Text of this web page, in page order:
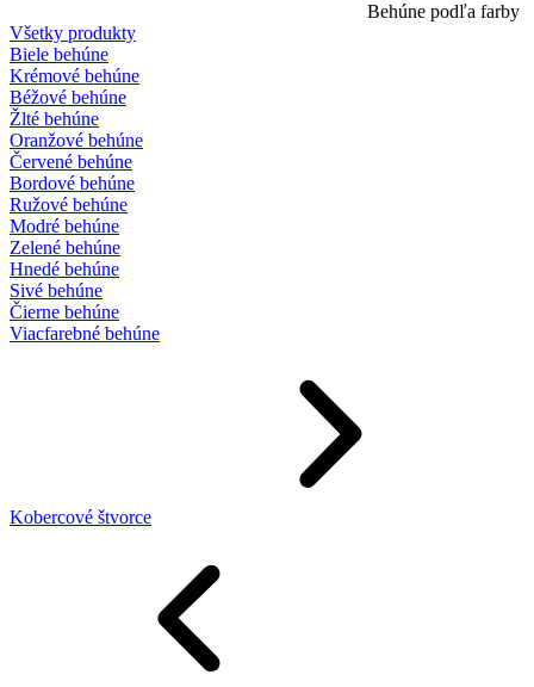
Behúne podľa farby
Všetky produkty
Biele behúne
Krémové behúne
Béžové behúne
Žlté behúne
Oranžové behúne
Červené behúne
Bordové behúne
Ružové behúne
Modré behúne
Zelené behúne
Hnedé behúne
Sivé behúne
Čierne behúne
Viacfarebné behúne
Kobercové štvorce